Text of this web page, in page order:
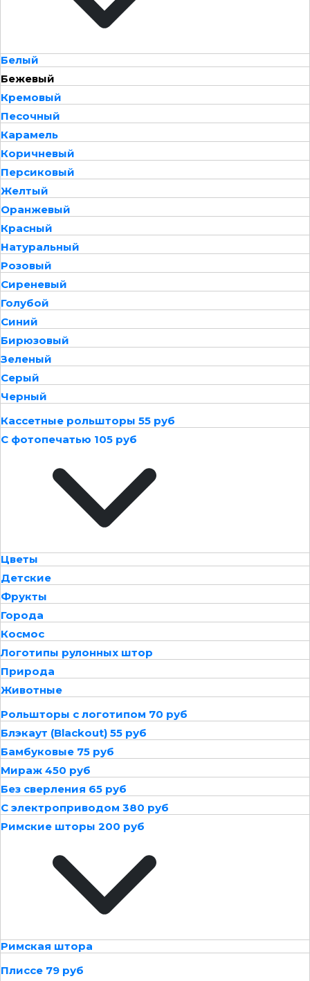
Белый
Бежевый
Кремовый
Песочный
Карамель
Коричневый
Персиковый
Желтый
Оранжевый
Красный
Натуральный
Розовый
Сиреневый
Голубой
Синий
Бирюзовый
Зеленый
Серый
Черный
Кассетные рольшторы 55 руб
С фотопечатью 105 руб
Цветы
Детские
Фрукты
Города
Космос
Логотипы рулонных штор
Природа
Животные
Рольшторы с логотипом 70 руб
Блэкаут (Blackout) 55 руб
Бамбуковые 75 руб
Мираж 450 руб
Без сверления 65 руб
С электроприводом 380 руб
Римские шторы 200 руб
Римская штора
Плиссе 79 руб